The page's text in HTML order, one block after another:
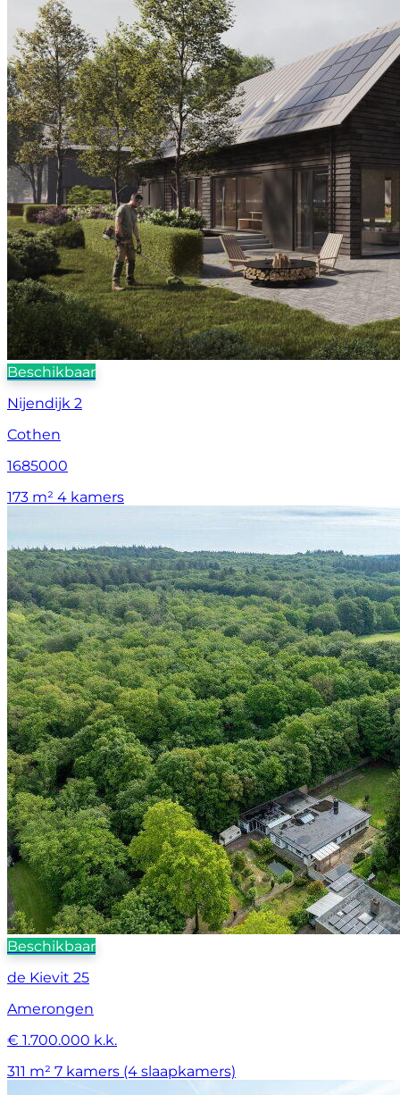
Beschikbaar
Nijendijk 2
Cothen
1685000
173 m² 4 kamers
Beschikbaar
de Kievit 25
Amerongen
€ 1.700.000 k.k.
311 m² 7 kamers (4 slaapkamers)